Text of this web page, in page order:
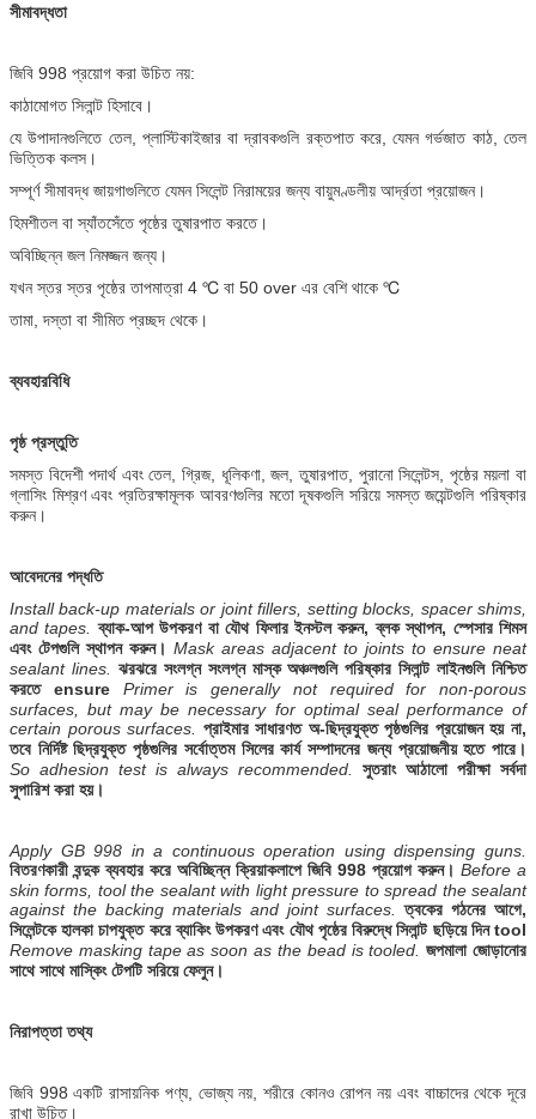
সীমাবদ্ধতা
জিবি 998 প্রয়োগ করা উচিত নয়:
কাঠামোগত সিলান্ট হিসাবে।
যে উপাদানগুলিতে তেল, প্লাস্টিকাইজার বা দ্রাবকগুলি রক্তপাত করে, যেমন গর্ভজাত কাঠ, তেল
ভিত্তিক কলস।
সম্পূর্ণ সীমাবদ্ধ জায়গাগুলিতে যেমন সিলেন্ট নিরাময়ের জন্য বায়ুমণ্ডলীয় আর্দ্রতা প্রয়োজন।
হিমশীতল বা স্যাঁতসেঁতে পৃষ্ঠের তুষারপাত করতে।
অবিচ্ছিন্ন জল নিমজ্জন জন্য।
যখন স্তর স্তর পৃষ্ঠের তাপমাত্রা 4 ℃ বা 50 over এর বেশি থাকে ℃
তামা, দস্তা বা সীমিত প্রচ্ছদ থেকে।
ব্যবহারবিধি
পৃষ্ঠ প্রস্তুতি
সমস্ত বিদেশী পদার্থ এবং তেল, গ্রিজ, ধূলিকণা, জল, তুষারপাত, পুরানো সিলেন্টস, পৃষ্ঠের ময়লা বা
গ্লাসিং মিশ্রণ এবং প্রতিরক্ষামূলক আবরণগুলির মতো দূষকগুলি সরিয়ে সমস্ত জয়েন্টগুলি পরিষ্কার
করুন।
আবেদনের পদ্ধতি
Install back-up materials or joint fillers, setting blocks, spacer shims,
and tapes.
ব্যাক-আপ উপকরণ বা যৌথ ফিলার ইনস্টল করুন, ব্লক স্থাপন, স্পেসার শিমস
এবং টেপগুলি স্থাপন করুন। Mask areas adjacent to joints to ensure neat
sealant lines.
ঝরঝরে সংলগ্ন সংলগ্ন মাস্ক অঞ্চলগুলি পরিষ্কার সিলান্ট লাইনগুলি নিশ্চিত
করতে ensure
Primer is generally not required for non-porous
surfaces, but may be necessary for optimal seal performance of
certain porous surfaces.
প্রাইমার সাধারণত অ-ছিদ্রযুক্ত পৃষ্ঠগুলির প্রয়োজন হয় না,
তবে নির্দিষ্ট ছিদ্রযুক্ত পৃষ্ঠগুলির সর্বোত্তম সিলের কার্য সম্পাদনের জন্য প্রয়োজনীয় হতে পারে।
So adhesion test is always recommended.
সুতরাং আঠালো পরীক্ষা সর্বদা
সুপারিশ করা হয়।
Apply GB 998 in a continuous operation using dispensing guns.
বিতরণকারী বন্দুক ব্যবহার করে অবিচ্ছিন্ন ক্রিয়াকলাপে জিবি 998 প্রয়োগ করুন। Before a
skin forms, tool the sealant with light pressure to spread the sealant
against the backing materials and joint surfaces.
ত্বকের গঠনের আগে,
সিলেন্টকে হালকা চাপযুক্ত করে ব্যাকিং উপকরণ এবং যৌথ পৃষ্ঠের বিরুদ্ধে সিলান্ট ছড়িয়ে দিন tool
Remove masking tape as soon as the bead is tooled. জপমালা জোড়ানোর
সাথে সাথে মাস্কিং টেপটি সরিয়ে ফেলুন।
নিরাপত্তা তথ্য
জিবি 998 একটি রাসায়নিক পণ্য, ভোজ্য নয়, শরীরে কোনও রোপন নয় এবং বাচ্চাদের থেকে দূরে
রাখা উচিত।